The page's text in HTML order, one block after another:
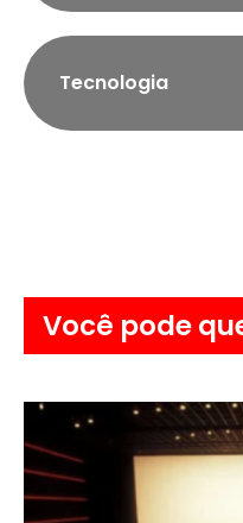
Tecnologia
Você pode